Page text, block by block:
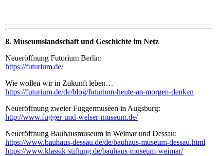
8. Museumslandschaft und Geschichte im Netz
Neueröffnung Futorium Berlin:
https://futurium.de/
Wie wollen wir in Zukunft leben…
https://futurium.de/de/blog/futurium-heute-an-morgen-denken
Neueröffnung zweier Fuggermuseen in Augsburg:
http://www.fugger-und-welser-museum.de/
Neueröffnung Bauhausmuseum in Weimar und Dessau:
https://www.bauhaus-dessau.de/de/bauhaus-museum-dessau.html
https://www.klassik-stiftung.de/bauhaus-museum-weimar/